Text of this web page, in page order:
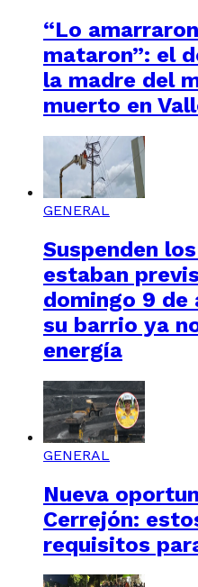
“Lo
mataron”: el
la madre del
muerto en
GENERAL
Suspenden
estaban
domingo 9 de
su barrio ya
energía
GENERAL
Nueva
Cerrejón:
requisitos